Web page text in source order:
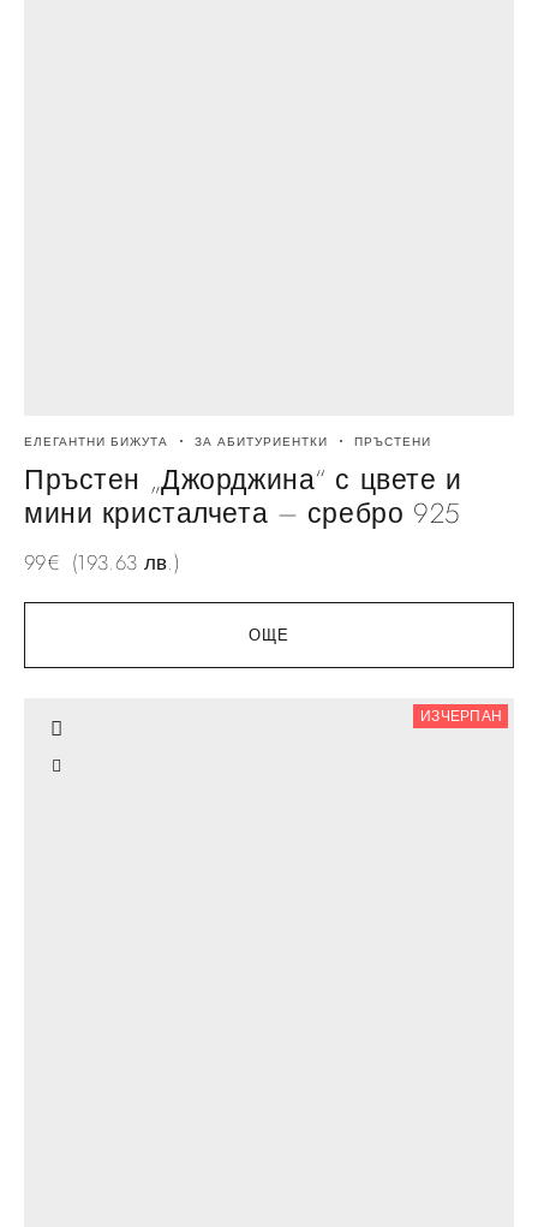
ОЩЕ
ЕЛЕГАНТНИ БИЖУТА ЗА АБИТУРИЕНТКИ ПРЪСТЕНИ
Пръстен „Джорджина“ с цвете и
мини кристалчета – сребро 925
99€ (193.63 лв.)
ИЗЧЕРПАН